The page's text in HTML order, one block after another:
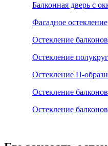
Балконная дверь с
Фасадное остекление
Остекление
Остекление
Остекление П-
Остекление
Остекление